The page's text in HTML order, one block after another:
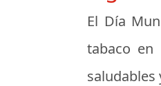
El Día
tabaco en